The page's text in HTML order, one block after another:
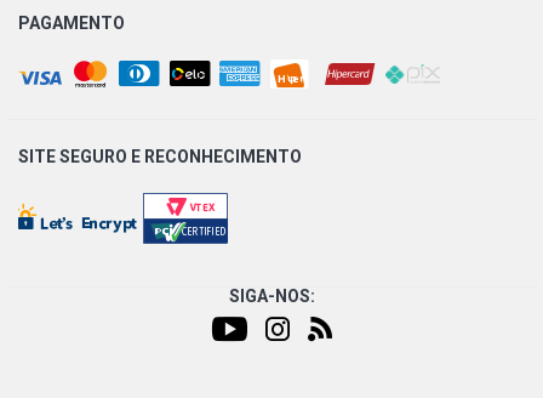
PAGAMENTO
SITE SEGURO E RECONHECIMENTO
SIGA-NOS: